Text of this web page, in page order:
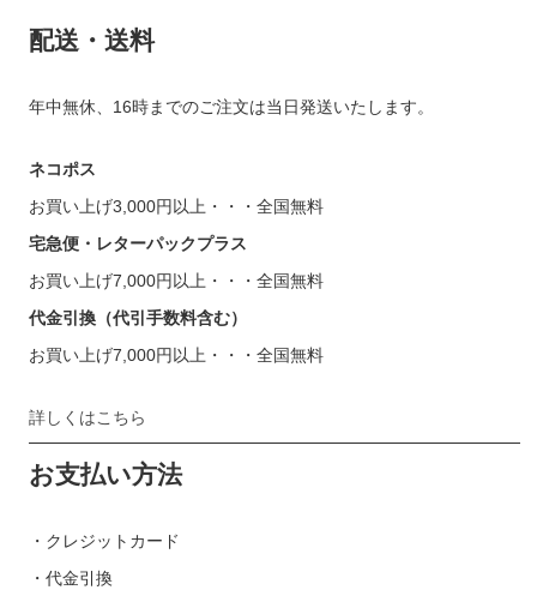
配送・送料
年中無休、16時までのご注文は当日発送いたします。
ネコポス
お買い上げ3,000円以上・・・全国無料
宅急便・レターパックプラス
お買い上げ7,000円以上・・・全国無料
代金引換（代引手数料含む）
お買い上げ7,000円以上・・・全国無料
詳しくはこちら
お支払い方法
・クレジットカード
・代金引換